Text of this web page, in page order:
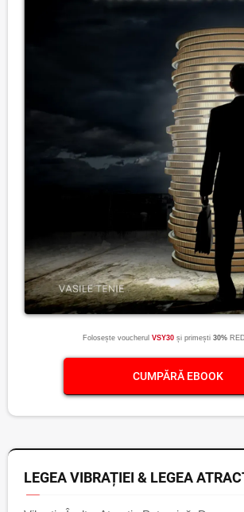
Folosește voucherul VSY30 și primești 30%
CUMPĂRĂ EBOOK
LEGEA VIBRAȚIEI & LEGEA